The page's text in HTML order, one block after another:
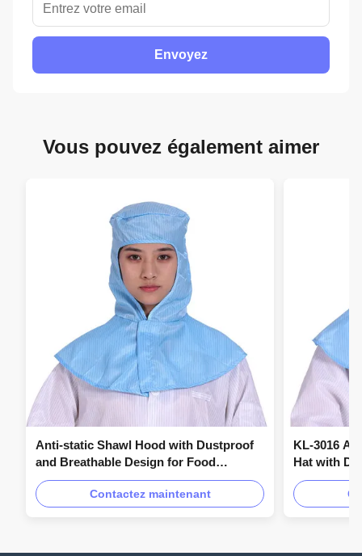
Envoyez
Vous pouvez également aimer
Anti-static Shawl Hood with Dustproof
and Breathable Design for Food
Processing and Cleanroom Use
Contactez maintenant
KL-3016
Hat with
Protection